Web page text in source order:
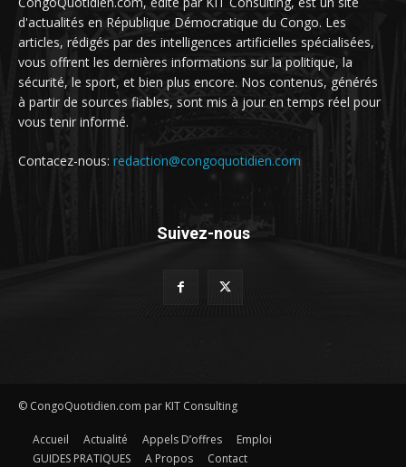
d'actualités en République Démocratique du Congo. Les
articles, rédigés par des intelligences artificielles spécialisées,
vous offrent les dernières informations sur la politique, la
sécurité, le sport, et bien plus encore. Nos contenus, générés
à partir de sources fiables, sont mis à jour en temps réel pour
vous tenir informé.
Contacez-nous: redaction@congoquotidien.com
Suivez-nous
© CongoQuotidien.com par KIT Consulting
Accueil Actualité Appels D’offres
Emploi
GUIDES PRATIQUES
A Propos Contact